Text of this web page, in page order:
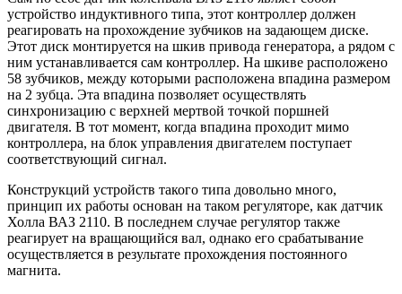
устройство индуктивного типа, этот контроллер должен
реагировать на прохождение зубчиков на задающем диске.
Этот диск монтируется на шкив привода генератора, а рядом с
ним устанавливается сам контроллер. На шкиве расположено
58 зубчиков, между которыми расположена впадина размером
на 2 зубца. Эта впадина позволяет осуществлять
синхронизацию с верхней мертвой точкой поршней
двигателя. В тот момент, когда впадина проходит мимо
контроллера, на блок управления двигателем поступает
соответствующий сигнал.
Конструкций устройств такого типа довольно много,
принцип их работы основан на таком регуляторе, как датчик
Холла ВАЗ 2110. В последнем случае регулятор также
реагирует на вращающийся вал, однако его срабатывание
осуществляется в результате прохождения постоянного
магнита.